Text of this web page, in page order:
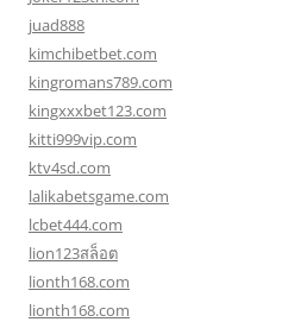
juad888
kimchibetbet.com
kingromans789.com
kingxxxbet123.com
kitti999vip.com
ktv4sd.com
lalikabetsgame.com
lcbet444.com
lion123สล็อต
lionth168.com
lionth168.com